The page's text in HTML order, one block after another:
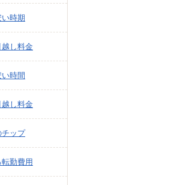
時期
し料金
時間
し料金
チップ
勤費用